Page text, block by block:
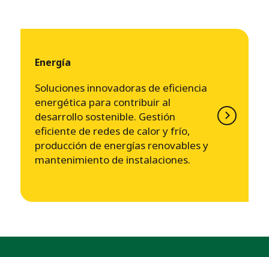
Energía
Soluciones innovadoras de eficiencia
energética para contribuir al
desarrollo sostenible. Gestión
eficiente de redes de calor y frío,
producción de energías renovables y
mantenimiento de instalaciones.